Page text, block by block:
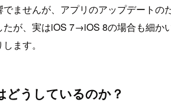
ませんが、アプリのアップデート
が、実はiOS 7→iOS 8の場合も細
ます。
どうしているのか？